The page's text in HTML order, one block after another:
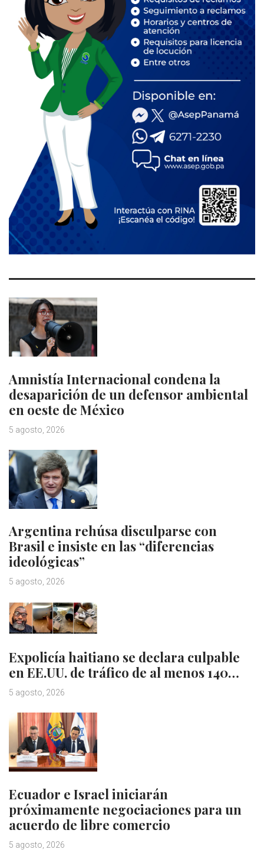
Amnistía Internacional condena la
desaparición de un defensor ambiental
en oeste de México
5 agosto, 2026
Argentina rehúsa disculparse con
Brasil e insiste en las “diferencias
ideológicas”
5 agosto, 2026
Expolicía haitiano se declara culpable
en EE.UU. de tráfico de al menos 140…
5 agosto, 2026
Ecuador e Israel iniciarán
próximamente negociaciones para un
acuerdo de libre comercio
5 agosto, 2026